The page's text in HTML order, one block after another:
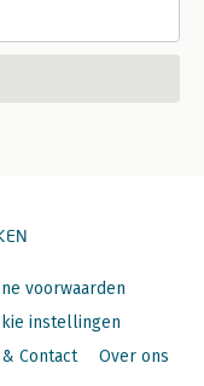
voorwaarden
instellingen
Contact Over ons